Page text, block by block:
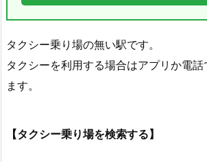
タクシー乗り場の無い駅です。
タクシーを利用する場合はアプリか電話
ます。
【タクシー乗り場を検索する】